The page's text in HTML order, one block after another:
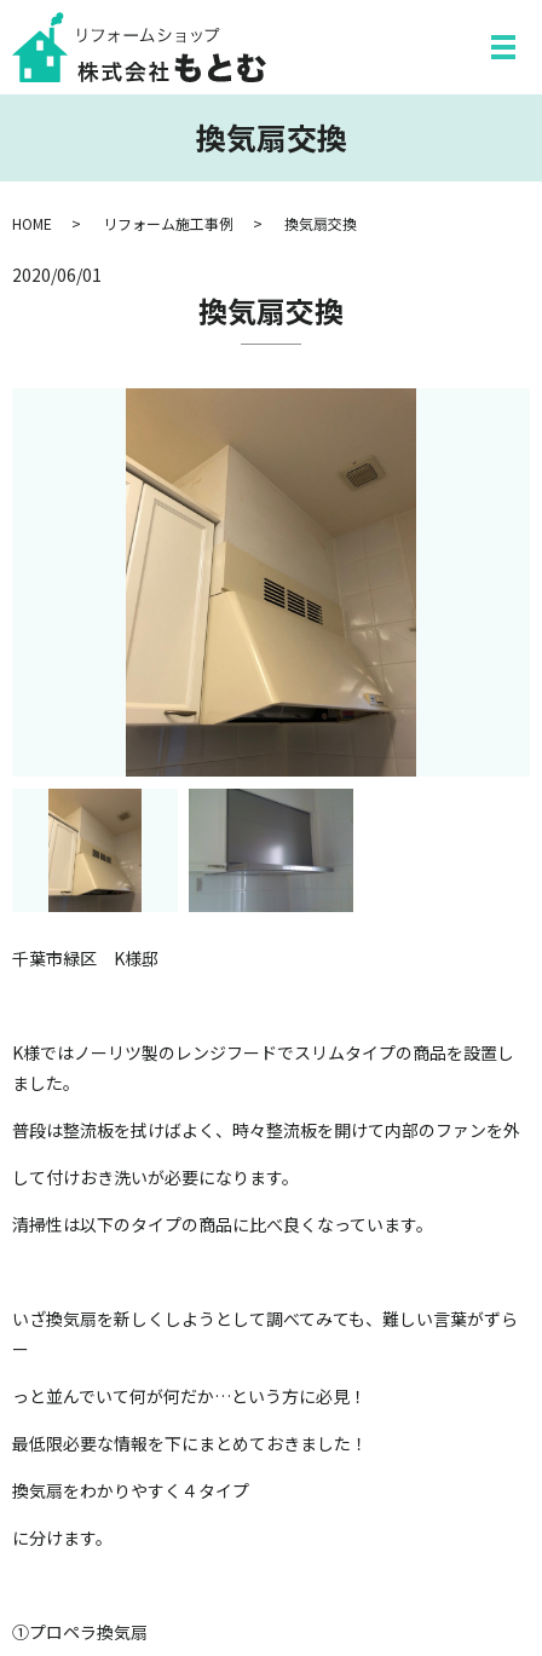
換気扇交換
HOME リフォーム施工事例 換気扇交換
2020/06/01
換気扇交換
千葉市緑区 K様邸
K様ではノーリツ製のレンジフードでスリムタイプの商品を設置し
ました。
普段は整流板を拭けばよく、時々整流板を開けて内部のファンを外
して付けおき洗いが必要になります。
清掃性は以下のタイプの商品に比べ良くなっています。
いざ換気扇を新しくしようとして調べてみても、難しい言葉がずら
ー
っと並んでいて何が何だか…という方に必見！
最低限必要な情報を下にまとめておきました！
換気扇をわかりやすく４タイプ
に分けます。
①プロペラ換気扇